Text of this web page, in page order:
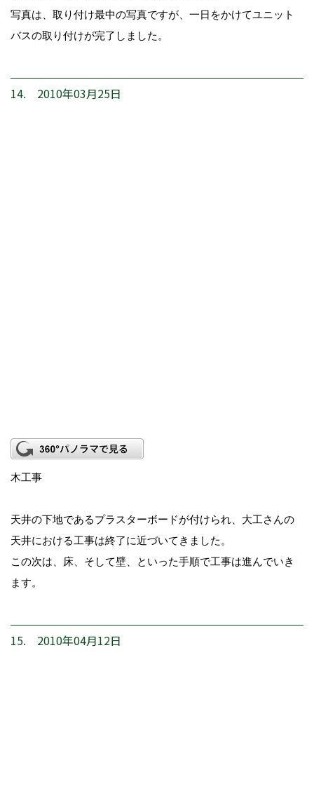
写真は、取り付け最中の写真ですが、一日をかけてユニット
バスの取り付けが完了しました。
14. 2010年03月25日
木工事
天井の下地であるプラスターボードが付けられ、大工さんの
天井における工事は終了に近づいてきました。
この次は、床、そして壁、といった手順で工事は進んでいき
ます。
15. 2010年04月12日